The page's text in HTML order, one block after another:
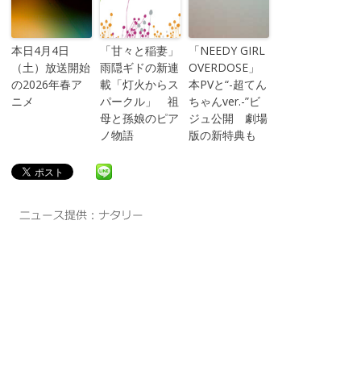
本日4月4日
（土）放送開始
の2026年春ア
ニメ
「甘々と稲妻」
雨隠ギドの新連
載「灯火からス
パークル」 祖
母と孫娘のピア
ノ物語
「NEEDY GIRL
OVERDOSE」
本PVと“-超てん
ちゃんver.-”ビ
ジュ公開 劇場
版の新特典も